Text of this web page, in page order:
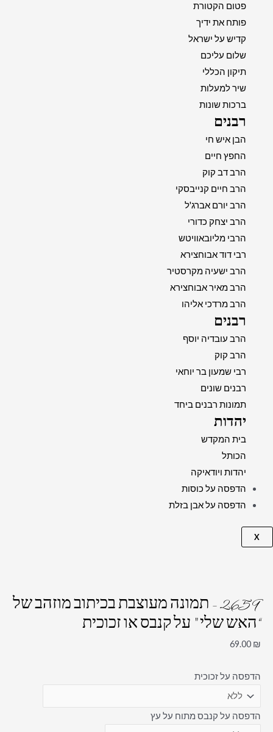
פטום הקטורת
פותח את ידיך
קדיש על ישראל
שלום עליכם
תיקון הכללי
שיר למעלות
ברכות שונות
רבנים
הבן איש חי
החפץ חיים
הרב דב קוק
הרב חיים קנייבסקי
הרב יורם אברג'ל
הרב יצחק כדורי
הרבי מליובאוויטש
רבי דוד אבוחצירא
הרב ישעיה מקרסטיר
הרב מאיר אבוחצירא
הרב מרדכי אליהו
רבנים
הרב עובדיה יוסף
הרב קוק
רבי שמעון בר יוחאי
רבנים שונים
תמונות רבנים ביחד
יהדות
בית המקדש
הכותל
יהדות ויודאיקה
הדפסה על כוסות
הדפסה על אבן בזלת
X
2659 – תמונה מעוצבת בכיתוב מוזהב של
“האש שלי " על קנבס או זכוכית
69.00 ₪
הדפסה על זכוכית
הדפסה על קנבס מתוח על עץ